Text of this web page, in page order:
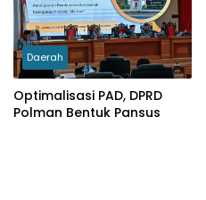
Daerah
Optimalisasi PAD, DPRD
Polman Bentuk Pansus